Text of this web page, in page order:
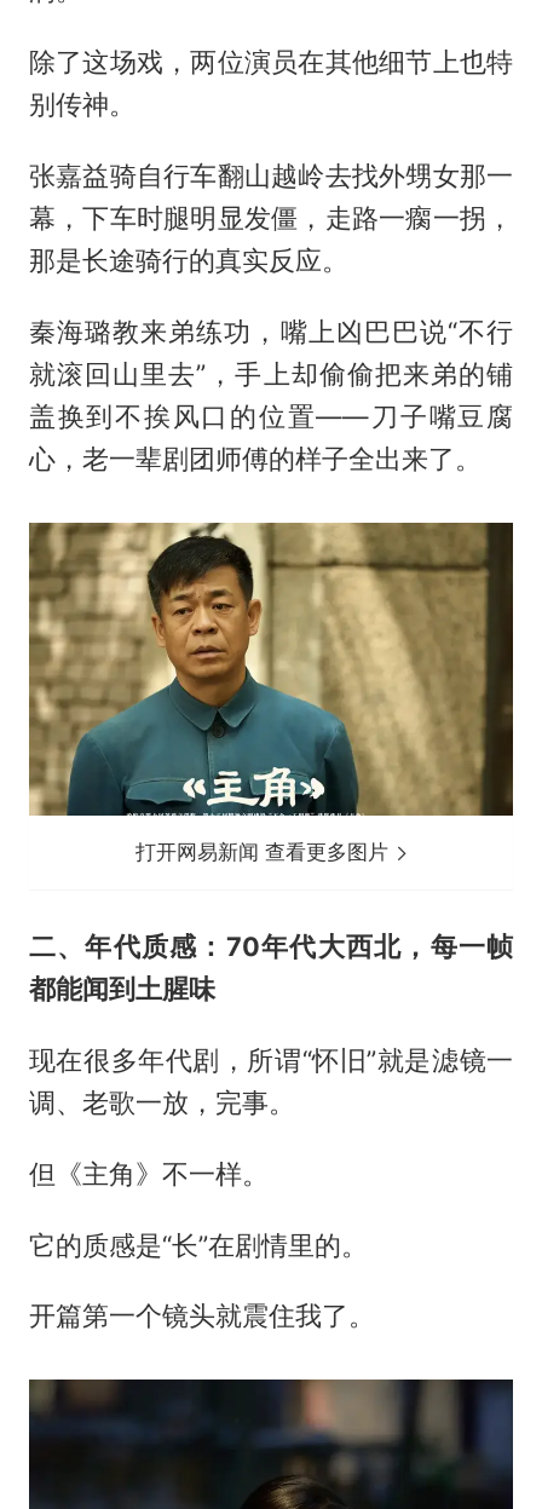
除了这场戏，两位演员在其他细节上也特
别传神。
张嘉益骑自行车翻山越岭去找外甥女那一
幕，下车时腿明显发僵，走路一瘸一拐，
那是长途骑行的真实反应。
秦海璐教来弟练功，嘴上凶巴巴说“不行
就滚回山里去”，手上却偷偷把来弟的铺
盖换到不挨风口的位置——刀子嘴豆腐
心，老一辈剧团师傅的样子全出来了。
打开网易新闻 查看更多图片
二、年代质感：70年代大西北，每一帧
都能闻到土腥味
现在很多年代剧，所谓“怀旧”就是滤镜一
调、老歌一放，完事。
但《主角》不一样。
它的质感是“长”在剧情里的。
开篇第一个镜头就震住我了。